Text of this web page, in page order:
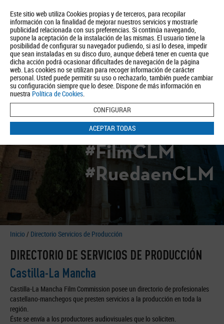
Este sitio web utiliza Cookies propias y de terceros, para recopilar
información con la finalidad de mejorar nuestros servicios y mostrarle
publicidad relacionada con sus preferencias. Si continúa navegando,
supone la aceptación de la instalación de las mismas. El usuario tiene la
posibilidad de configurar su navegador pudiendo, si así lo desea, impedir
que sean instaladas en su disco duro, aunque deberá tener en cuenta que
dicha acción podrá ocasionar dificultades de navegación de la página
web. Las cookies no se utilizan para recoger información de carácter
personal. Usted puede permitir su uso o rechazarlo, también puede cambiar
su configuración siempre que lo desee. Dispone de más información en
nuestra Política de Cookies.
CONFIGURAR
ACEPTAR TODAS
Quiénes somos Turismo Política de Privacidad Aviso Legal
Política de Cookies
BUSCAR
#FilmCLM
#RuedaenCLM
Inicio / Directorio Servicios de Producción
DIRECTORIO DE SERVICIOS DE PRODUCCIÓN
Castilla-La Mancha
Castilla-La Mancha Film Commission posee un directorio de profesionales
castellano-manchegos que presten servicios a la producción en toda la
región.
Éste se envía a los productores audiovisuales que lo soliciten.